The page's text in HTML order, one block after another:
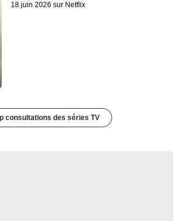
18 juin 2026 sur Netflix
consultations des séries TV